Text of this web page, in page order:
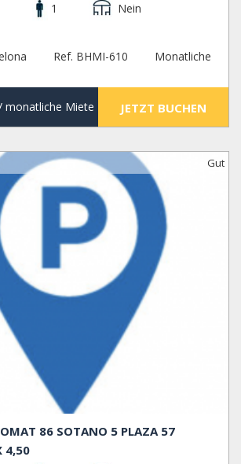
1
Nein
Ref. BHMI-610
Monatliche
Miete JETZT BUCHEN
Gut
86 SOTANO 5 PLAZA 57
4,50